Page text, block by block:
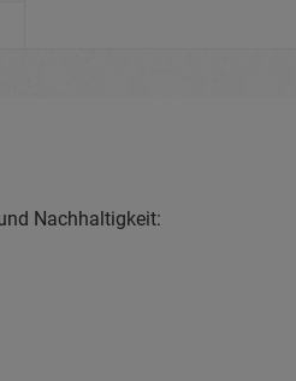
Nachhaltigkeit: